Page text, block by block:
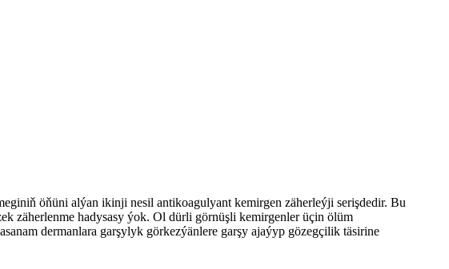
öňüni alýan ikinji nesil antikoagulyant kemirgen zäherleýji serişdedir. Bu
zäherlenme hadysasy ýok. Ol dürli görnüşli kemirgenler üçin ölüm
dermanlara garşylyk görkezýänlere garşy ajaýyp gözegçilik täsirine